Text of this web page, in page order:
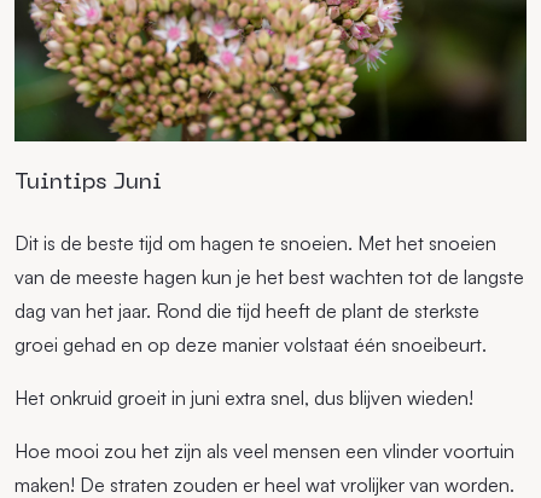
Tuintips Juni
Dit is de beste tijd om hagen te snoeien. Met het snoeien
van de meeste hagen kun je het best wachten tot de langste
dag van het jaar. Rond die tijd heeft de plant de sterkste
groei gehad en op deze manier volstaat één snoeibeurt.
Het onkruid groeit in juni extra snel, dus blijven wieden!
Hoe mooi zou het zijn als veel mensen een vlinder voortuin
maken! De straten zouden er heel wat vrolijker van worden.